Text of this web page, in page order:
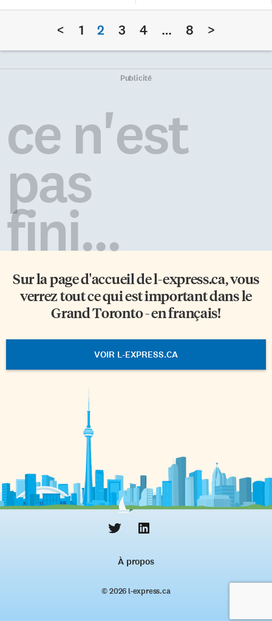
quotidien. François X.
Paul Walty sont trois artistes qui
partagent précieusement
l’amour et le don de jouer avec
but ni règles, si ce n’est le plaisir
de se perdre dans les méandres
de ses possibilités, pour les
révéler et s’enfouir ensuite un
galeries permanentes sur les
préhistoriques, ouvertes en
décembre dernier, constituent
l’aimant qui attire des foules de
dinosaures ont été vus. «Nous
recevons 6 000 visiteurs par […]
< 1 2 3 4 … 8 >
Publicité
ce n'est
pas
fini...
Sur la page d'accueil del-express.ca, vous
verrez tout ce qui est important dans le
Grand Toronto - en français!
VOIR L-EXPRESS.CA
À propos
© 2026 l‑express.ca